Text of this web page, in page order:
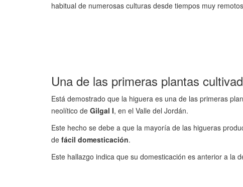
habitual de numerosas culturas desde tiempos muy
Una de las primeras plantas
Está demostrado que la higuera es una de las primeras
neolítico de Gilgal I, en el Valle del Jordán.
Este hecho se debe a que la mayoría de las higueras
de fácil domesticación.
Este hallazgo indica que su domesticación es anterior a la